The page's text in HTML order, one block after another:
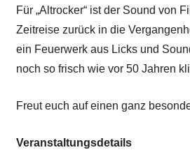
Für „Altrocker“ ist der Sound von
Zeitreise zurück in die
ein Feuerwerk aus Licks und
noch so frisch wie vor 50 Jahren
Freut euch auf einen ganz
Veranstaltungsdetails